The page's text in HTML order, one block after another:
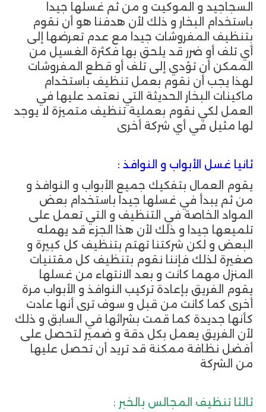
السجاجيد و الموكيت و من ثم غسلها جيدا
باستخدام البخار و ذلك لأن هدفنا هو أن نقوم
بتنظيف المفروشات جيدا مع عدم تعرضها إلى
أي تلف أو ضرر قد يلحق بها فكثرة الغسيل من
الممكن أن تؤدي إلى تلف أو قطع المفروشات
لهذا يجب أن نقوم بعمل تنظيف باستخدام
ماكينات البخار الحديثة التي نعتمد عليها في
العمل لكي نقوم بعملية تنظيف متميزة لا يوجد
لها مثيل في أي شركة أخرى
ثانيا غسل الأبواب و النوافذ :
يقوم العمال بتفكيك جميع الأبواب و النوافذ و
من ثم يبدأ في غسلها جيدا باستخدام بعض
المواد الخاصة في التنظيف و التي تعمل على
تلميعها جيدا و ذلك لأن هذا الجزء قد يهمله
البعض و لكن شركتنا تهتم بتنظيف كل كبيرة و
صغيرة لذلك فإننا نقوم بتنظيف كل مقتنيات
المنزل مهما كانت و بعد الانتهاء من غسلها
يقوم الفريق بإعادة تركيب النوافذ و الأبواب مرة
أخرى كما كانت من قبل و سوف ترى أنها عادت
كأنها جديدة كما قمت بشرائها في السابق و ذلك
لأن الفريق يعمل بكل دقة و ضمير لتحصل على
أفضل نظافة ممكنة قد تريد أن تحصل عليها
من الشركة
ثالثا تنظيف المجالس بالخبر :